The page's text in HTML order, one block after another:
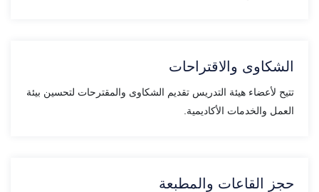
الشكاوى والاقتراحات
تتيح لأعضاء هيئة التدريس تقديم الشكاوى والمقترحات لتحسين بيئة
العمل والخدمات الأكاديمية.
حجز القاعات والمطبعة